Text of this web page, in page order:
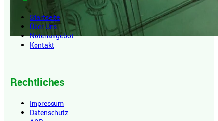
Startseite
Über Uns
Notenangebot
Kontakt
Rechtliches
Impressum
Datenschutz